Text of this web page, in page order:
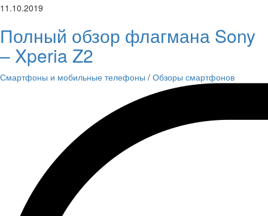
11.10.2019
Полный обзор флагмана Sony
– Xperia Z2
Смартфоны и мобильные телефоны / Обзоры смартфонов